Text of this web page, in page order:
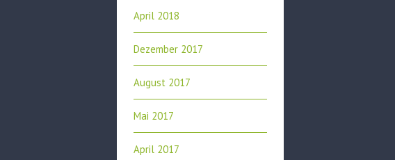
April 2018
Dezember 2017
August 2017
Mai 2017
April 2017